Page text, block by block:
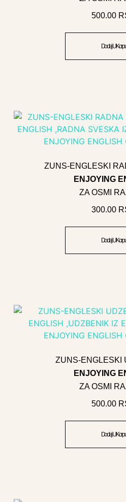
500.00
Dodaj U
ZUNS-ENGLESKI
ENJOYING
ZA OSMI
300.00
Dodaj U
ZUNS-ENGLESKI
ENJOYING
ZA OSMI
500.00
Dodaj U